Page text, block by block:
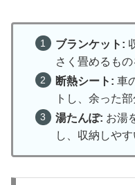
ブランケット:
さく畳めるも
断熱シート: 車
トし、余った
湯たんぽ: お湯
し、収納しや